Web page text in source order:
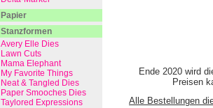
Ende 2020 wird
Preisen
Alle Bestellungen
Papier
Stanzformen
Avery Elle Dies
Lawn Cuts
Mama Elephant
My Favorite Things
Neat & Tangled Dies
Paper Smooches Dies
Taylored Expressions